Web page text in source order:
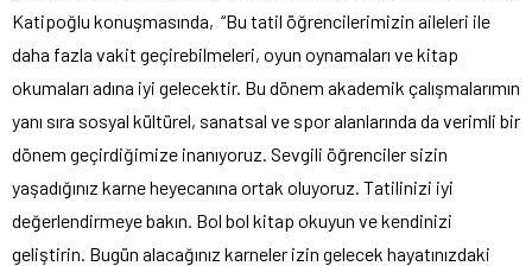
Katipoğlu konuşmasında, “Bu tatil öğrencilerimizin aileleri ile
daha fazla vakit geçirebilmeleri, oyun oynamaları ve kitap
okumaları adına iyi gelecektir. Bu dönem akademik çalışmalarımın
yanı sıra sosyal kültürel, sanatsal ve spor alanlarında da verimli bir
dönem geçirdiğimize inanıyoruz. Sevgili öğrenciler sizin
yaşadığınız karne heyecanına ortak oluyoruz. Tatilinizi iyi
değerlendirmeye bakın. Bol bol kitap okuyun ve kendinizi
geliştirin. Bugün alacağınız karneler izin gelecek hayatınızdaki